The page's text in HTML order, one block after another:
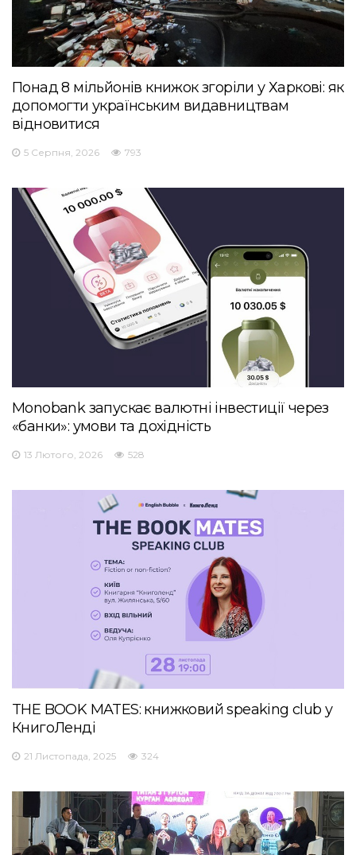
Понад 8 мільйонів книжок згоріли у Харкові: як
допомогти українським видавництвам
відновитися
5 Серпня, 2026 793
Monobank запускає валютні інвестиції через
«банки»: умови та дохідність
13 Лютого, 2026 528
THE BOOK MATES: книжковий speaking club у
КнигоЛенді
21 Листопада, 2025 324